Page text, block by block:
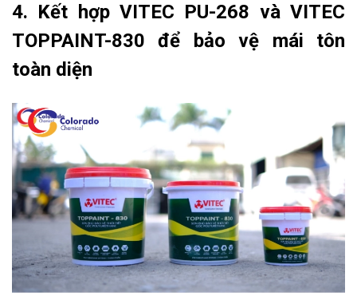
4. Kết hợp VITEC PU-268 và VITEC
TOPPAINT-830 để bảo vệ mái tôn
toàn diện